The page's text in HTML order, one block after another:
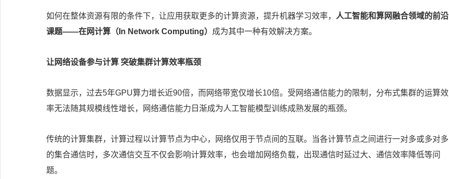
如何在整体资源有限的条件下，让应用获取更多的计算资源，提升机器学习效率，
人工智能和算网融合领域的前沿
课题——在网计算（In Network Computing） 成为其中一种有效解决方案。
让网络设备参与计算 突破集群计算效率瓶颈
数据显示，过去5年GPU算力增长近90倍，而网络带宽仅增长10倍。受网络通信能力的限制，分布式集群的运算效
率无法随其规模线性增长，网络通信能力日渐成为人工智能模型训练成熟发展的瓶颈。
传统的计算集群，计算过程以计算节点为中心，网络仅用于节点间的互联。当各计算节点之间进行一对多或多对多
的集合通信时，多次通信交互不仅会影响计算效率，也会增加网络负载，出现通信时延过大、通信效率降低等问
题。